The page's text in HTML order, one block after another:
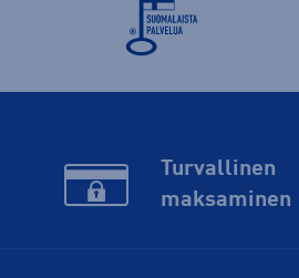
Turvallinen
maksaminen